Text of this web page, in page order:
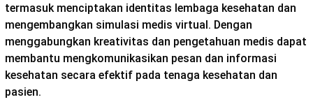
termasuk menciptakan identitas lembaga kesehatan dan
mengembangkan simulasi medis virtual. Dengan
menggabungkan kreativitas dan pengetahuan medis dapat
membantu mengkomunikasikan pesan dan informasi
kesehatan secara efektif pada tenaga kesehatan dan
pasien.